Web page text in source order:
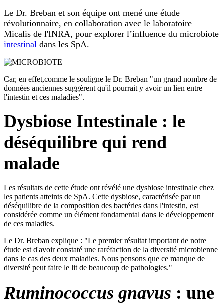
Le Dr. Breban et son équipe ont mené une étude
révolutionnaire, en collaboration avec le laboratoire
Micalis de l'INRA, pour explorer l’influence du microbiote
intestinal dans les SpA.
Car, en effet,comme le souligne le Dr. Breban "un grand nombre de
données anciennes suggèrent qu'il pourrait y avoir un lien entre
l'intestin et ces maladies".
Dysbiose Intestinale : le
déséquilibre qui rend
malade
Les résultats de cette étude ont révélé une dysbiose intestinale chez
les patients atteints de SpA. Cette dysbiose, caractérisée par un
déséquilibre de la composition des bactéries dans l'intestin, est
considérée comme un élément fondamental dans le développement
de ces maladies.
Le Dr. Breban explique : "Le premier résultat important de notre
étude est d'avoir constaté une raréfaction de la diversité microbienne
dans le cas des deux maladies. Nous pensons que ce manque de
diversité peut faire le lit de beaucoup de pathologies."
Ruminococcus gnavus : une